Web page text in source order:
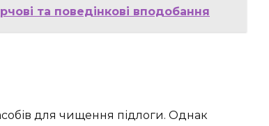
та поведінкові вподобання
для чищення підлоги. Однак